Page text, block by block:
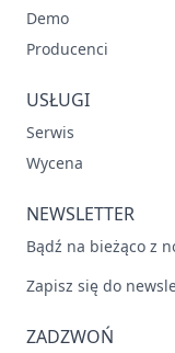
Demo
Producenci
USŁUGI
Serwis
Wycena
NEWSLETTER
Bądź na bieżąco z
Zapisz się do
ZADZWOŃ